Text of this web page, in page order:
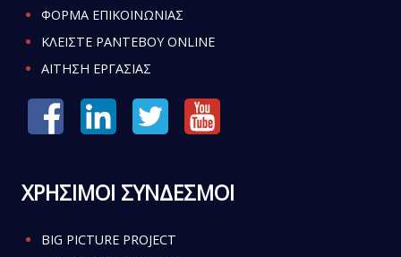
ΦΟΡΜΑ ΕΠΙΚΟΙΝΩΝΙΑΣ
ΚΛΕΙΣΤΕ ΡΑΝΤΕΒΟΥ ONLINE
ΑΙΤΗΣΗ ΕΡΓΑΣΙΑΣ
ΧΡΗΣΙΜΟΙ ΣΥΝΔΕΣΜΟΙ
BIG PICTURE PROJECT